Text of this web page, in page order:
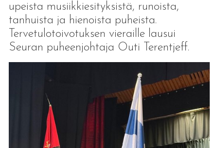
upeista musiikkiesityksistä, runoista,
tanhuista ja hienoista puheista.
Tervetulotoivotuksen vieraille lausui
Seuran puheenjohtaja Outi Terentjeff.